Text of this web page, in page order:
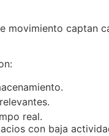
movimiento captan
real.
con baja